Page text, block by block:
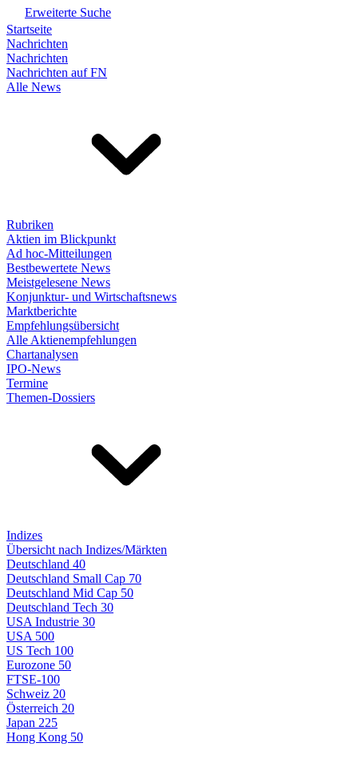
Erweiterte Suche
Startseite
Nachrichten
Nachrichten
Nachrichten auf FN
Alle News
Rubriken
Aktien im Blickpunkt
Ad hoc-Mitteilungen
Bestbewertete News
Meistgelesene News
Konjunktur- und Wirtschaftsnews
Marktberichte
Empfehlungsübersicht
Alle Aktienempfehlungen
Chartanalysen
IPO-News
Termine
Themen-Dossiers
Indizes
Übersicht nach Indizes/Märkten
Deutschland 40
Deutschland Small Cap 70
Deutschland Mid Cap 50
Deutschland Tech 30
USA Industrie 30
USA 500
US Tech 100
Eurozone 50
FTSE-100
Schweiz 20
Österreich 20
Japan 225
Hong Kong 50